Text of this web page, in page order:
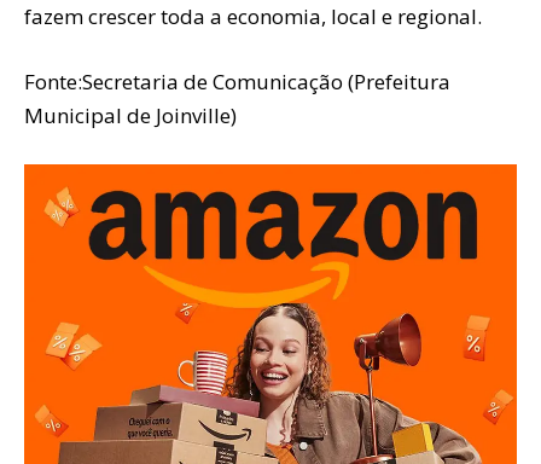
fazem crescer toda a economia, local e regional.
Fonte:Secretaria de Comunicação (Prefeitura
Municipal de Joinville)